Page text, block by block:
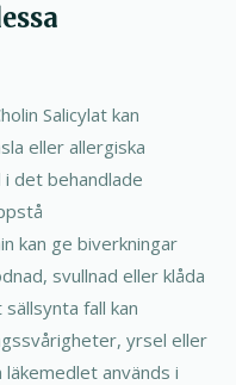
Salicylat kan
eller allergiska
det behandlade
kan ge biverkningar
svullnad eller klåda
fall kan
yrsel eller
används i